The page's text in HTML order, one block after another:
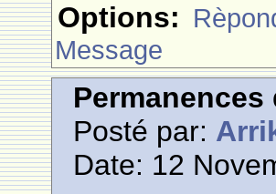
Options:
Message
Posté par:
Date: 12